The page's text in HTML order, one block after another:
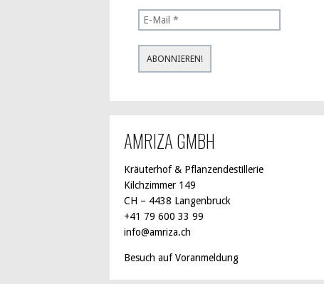
AMRIZA GMBH
Kräuterhof & Pflanzendestillerie
Kilchzimmer 149
CH – 4438 Langenbruck
+41 79 600 33 99
info@amriza.ch
Besuch auf Voranmeldung